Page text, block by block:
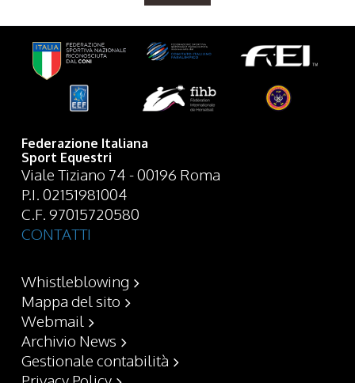
Federazione Italiana
Sport Equestri
Viale Tiziano 74 - 00196 Roma
P.I. 02151981004
C.F. 97015720580
CONTATTI
Whistleblowing
Mappa del sito
Webmail
Archivio News
Gestionale contabilità